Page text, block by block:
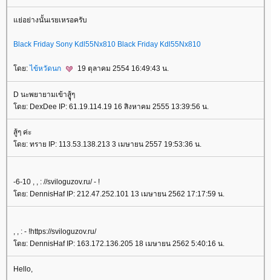
่อย่างนั้นเรยเหรอครับ
Black Friday Sony Kdl55Nx810 Black Friday Kdl55Nx810
ดย: ไข้หวัดนก 19 ตุลาคม 2554 16:49:43 น.
D นะพยายามเข้าสูุู้ๆ
ดย: DexDee IP: 61.19.114.19 16 สิงหาคม 2555 13:39:56 น.
สู้ๆ ค่ะ
ดย: ทราย IP: 113.53.138.213 3 เมษายน 2557 19:53:36 น.
-6-10 , , : //sviloguzov.ru/ - !
ดย: DennisHaf IP: 212.47.252.101 13 เมษายน 2562 17:17:59 น.
, , : - !https://sviloguzov.ru/
ดย: DennisHaf IP: 163.172.136.205 18 เมษายน 2562 5:40:16 น.
Hello,